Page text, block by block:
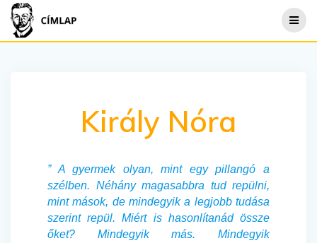
content
Király Nóra
” A gyermek olyan, mint egy pillangó a
szélben. Néhány magasabbra tud repülni,
mint mások, de mindegyik a legjobb tudása
szerint repül. Miért is hasonlítanád össze
őket? Mindegyik más. Mindegyik